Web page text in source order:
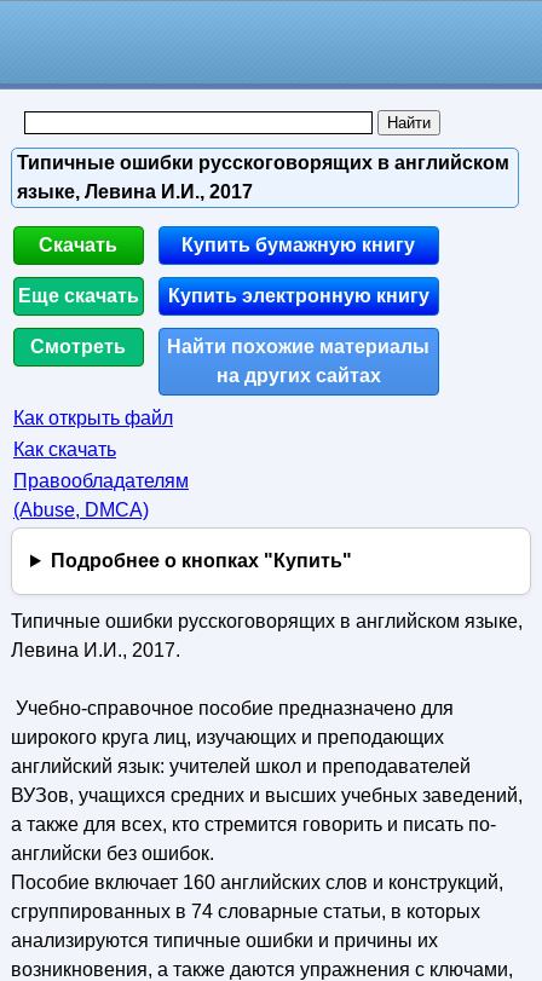
Типичные ошибки русскоговорящих в английском
языке, Левина И.И., 2017
Скачать
Еще скачать
Смотреть
Купить бумажную книгу
Купить электронную книгу
Найти похожие материалы
на других сайтах
Как открыть файл
Как скачать
Правообладателям
(Abuse, DMСA)
Подробнее о кнопках "Купить"
Типичные ошибки русскоговорящих в английском языке,
Левина И.И., 2017.
Учебно-справочное пособие предназначено для
широкого круга лиц, изучающих и преподающих
английский язык: учителей школ и преподавателей
ВУЗов, учащихся средних и высших учебных заведений,
а также для всех, кто стремится говорить и писать по-
английски без ошибок.
Пособие включает 160 английских слов и конструкций,
сгруппированных в 74 словарные статьи, в которых
анализируются типичные ошибки и причины их
возникновения, а также даются упражнения с ключами,